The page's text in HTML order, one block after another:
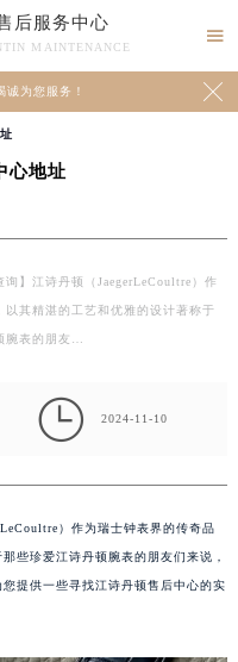
后服务中心
MAINTENANCE

为您服务！ 
心地址
询】江诗丹顿（JaegerLeCoultre）作
以其精湛的工艺和优雅的设计著称于
腕表的朋友…
 2024-11-10
）作为瑞士钟表界的传奇品
些珍爱江诗丹顿腕表的朋友们来说，
提供一些寻找江诗丹顿售后中心的实